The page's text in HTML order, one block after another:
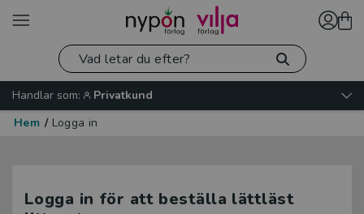
Handlar som:
Privatkund
Hem / Logga in
Logga in för att beställa lättläst